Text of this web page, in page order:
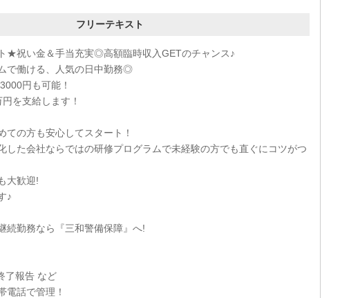
フリーテキスト
★祝い金＆手当充実◎高額臨時収入GETのチャンス♪
で働ける、人気の日中勤務◎
円も可能！
を支給します！
ての方も安心してスタート！
した会社ならではの研修プログラムで未経験の方でも直ぐにコツがつ
大歓迎!
♪
続勤務なら『三和警備保障』へ!
了報告 など
電話で管理！